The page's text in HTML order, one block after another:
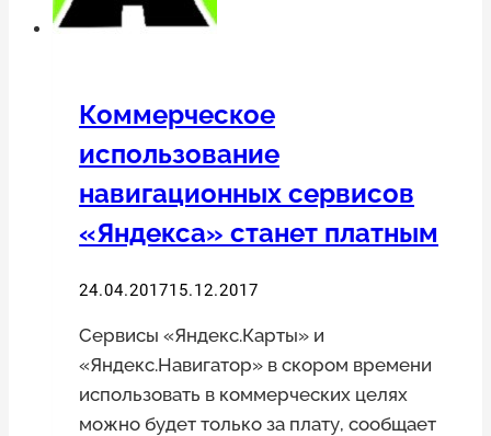
обрабатывает
Коммерческое
использование
навигационных сервисов
«Яндекса» станет платным
24.04.201715.12.2017
Сервисы «Яндекс.Карты» и
«Яндекс.Навигатор» в скором времени
использовать в коммерческих целях
можно будет только за плату, сообщает